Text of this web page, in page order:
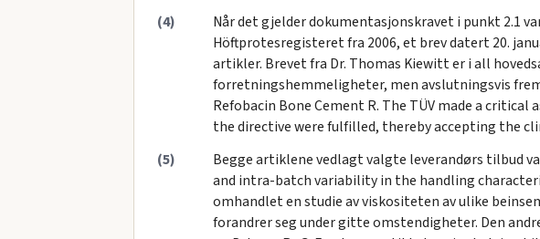
(4)
Når det gjelder dokumentasjonskravet i punkt 2.1
Höftprotesregisteret fra 2006, et brev datert 20.
artikler. Brevet fra Dr. Thomas Kiewitt er i all
forretningshemmeligheter, men avslutningsvis
Refobacin Bone Cement R. The TÜV made a
the directive were fulfilled, thereby accepting the
(5)
Begge artiklene vedlagt valgte leverandørs tilbud
and intra-batch variability in the handling
omhandlet en studie av viskositeten av ulike
forandrer seg under gitte omstendigheter. Den